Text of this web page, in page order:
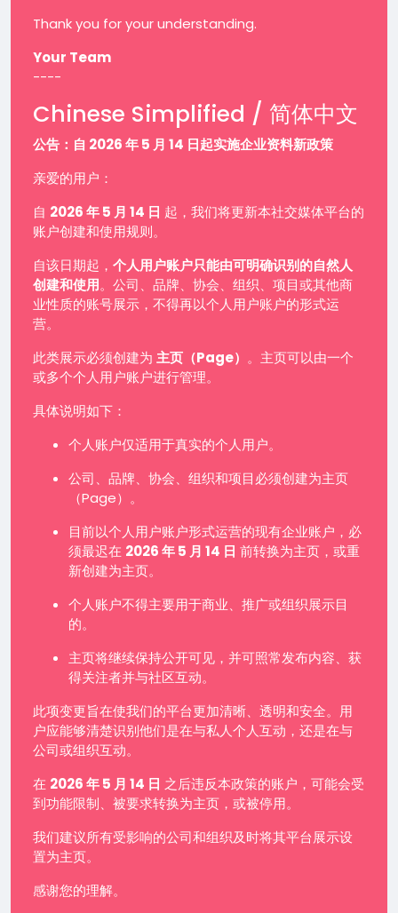
Thank you for your understanding.
Your Team
----
Chinese Simplified / 简体中文
公告：自 2026 年 5 月 14 日起实施企业资料新政策
亲爱的用户：
自 2026 年 5 月 14 日 起，我们将更新本社交媒体平台的
账户创建和使用规则。
自该日期起， 个人用户账户只能由可明确识别的自然人
创建和使用。公司、品牌、协会、组织、项目或其他商
业性质的账号展示，不得再以个人用户账户的形式运
营。
此类展示必须创建为 主页（Page） 。主页可以由一个
或多个个人用户账户进行管理。
具体说明如下：
个人账户仅适用于真实的个人用户。
公司、品牌、协会、组织和项目必须创建为主页
（Page）。
目前以个人用户账户形式运营的现有企业账户，必
须最迟在 2026 年 5 月 14 日 前转换为主页，或重
新创建为主页。
个人账户不得主要用于商业、推广或组织展示目
的。
主页将继续保持公开可见，并可照常发布内容、获
得关注者并与社区互动。
此项变更旨在使我们的平台更加清晰、透明和安全。用
户应能够清楚识别他们是在与私人个人互动，还是在与
公司或组织互动。
在 2026 年 5 月 14 日 之后违反本政策的账户，可能会受
到功能限制、被要求转换为主页，或被停用。
我们建议所有受影响的公司和组织及时将其平台展示设
置为主页。
感谢您的理解。